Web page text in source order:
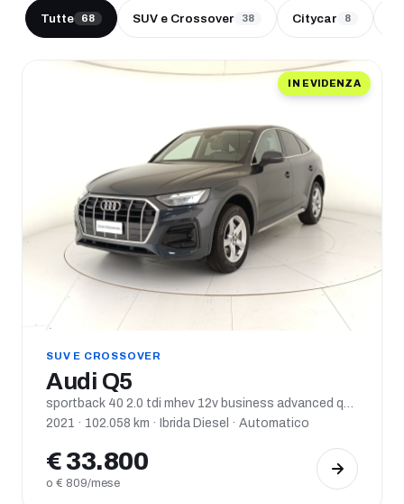
Tutte 68 SUV e Crossover 38 Citycar 8
IN EVIDENZA
SUV E CROSSOVER
Audi Q5
2021 · 102.058 km · Ibrida Diesel · Automatico
€ 33.800
o € 809/mese